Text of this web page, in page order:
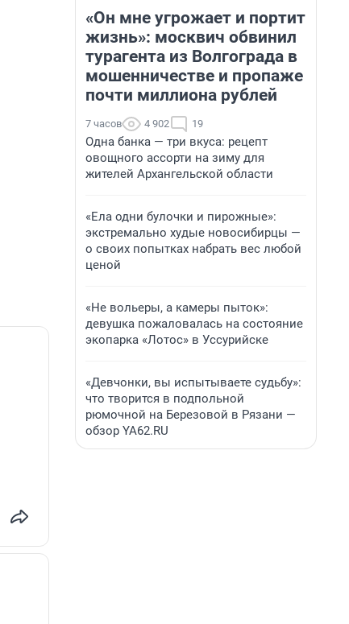
«Он мне угрожает и портит
жизнь»: москвич обвинил
турагента из Волгограда в
мошенничестве и пропаже
почти миллиона рублей
7 часов 4 902 19
Одна банка — три вкуса: рецепт
овощного ассорти на зиму для
жителей Архангельской области
«Ела одни булочки и пирожные»:
экстремально худые новосибирцы —
о своих попытках набрать вес любой
ценой
«Не вольеры, а камеры пыток»:
девушка пожаловалась на состояние
экопарка «Лотос» в Уссурийске
«Девчонки, вы испытываете судьбу»:
что творится в подпольной
рюмочной на Березовой в Рязани —
обзор YA62.RU